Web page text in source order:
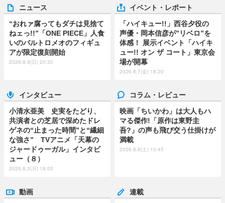
ニュース
“おれァ腐ってもダチは見捨て
ねェっ!!”「ONE PIECE」人食
いのバルトロメオのフィギュ
アが限定復刻開始
2026.8.9(日) 20:30
イベント・レポート
「ハイキュー!!」西谷夕役の
声優・岡本信彦が”リベロ”を
体感！ 展示イベント「ハイキ
ュー!! オン ザ コート」東京会
場が開幕
2026.8.7(金) 18:20
インタビュー
小清水亜美 史実をたどり、
共演者との芝居で深めたドレ
ゲネの“止まった時間”と“繊細
な強さ” TVアニメ「天幕の
ジャードゥーガル」インタビ
ュー（８）
2026.8.3(月) 18:00
コラム・レビュー
映画「ちいかわ」は大人もハ
マる傑作!「原作は東野圭
吾?」の声も飛び交う仕掛けが
満載
2026.8.8(土) 10:45
動画 連載